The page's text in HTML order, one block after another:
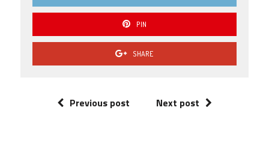
PIN
SHARE
Previous post Next post